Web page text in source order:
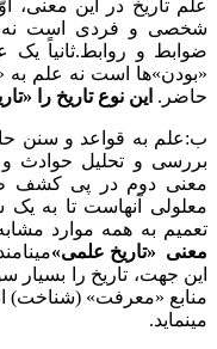
علم تاریخ در این معنی،
شخصی و فردی است نه
ضوابط و روابط.ثانیاً یک
«بودن»ها است نه علم به
حاضر. این نوع تاریخ را
ب:علم به قواعد و سنن
بررسی و تحلیل حوادث
معنی دوم در پی کشف
معلولی آنهاست تا به
تعمیم به همه موارد
معنی «تاریخ علمی»
این جهت، تاریخ را بسیار
منابع «معرفت» (شناخت)
مینماید.